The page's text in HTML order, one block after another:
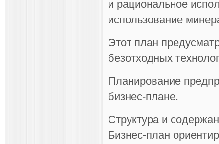
и рациональное
использование
Этот план
безотходных
Планирование
бизнес-плане.
Структура и
Бизнес-план